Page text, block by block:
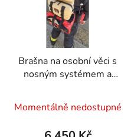
Brašna na osobní věci s
nosným systémem a
Momentálně nedostupné